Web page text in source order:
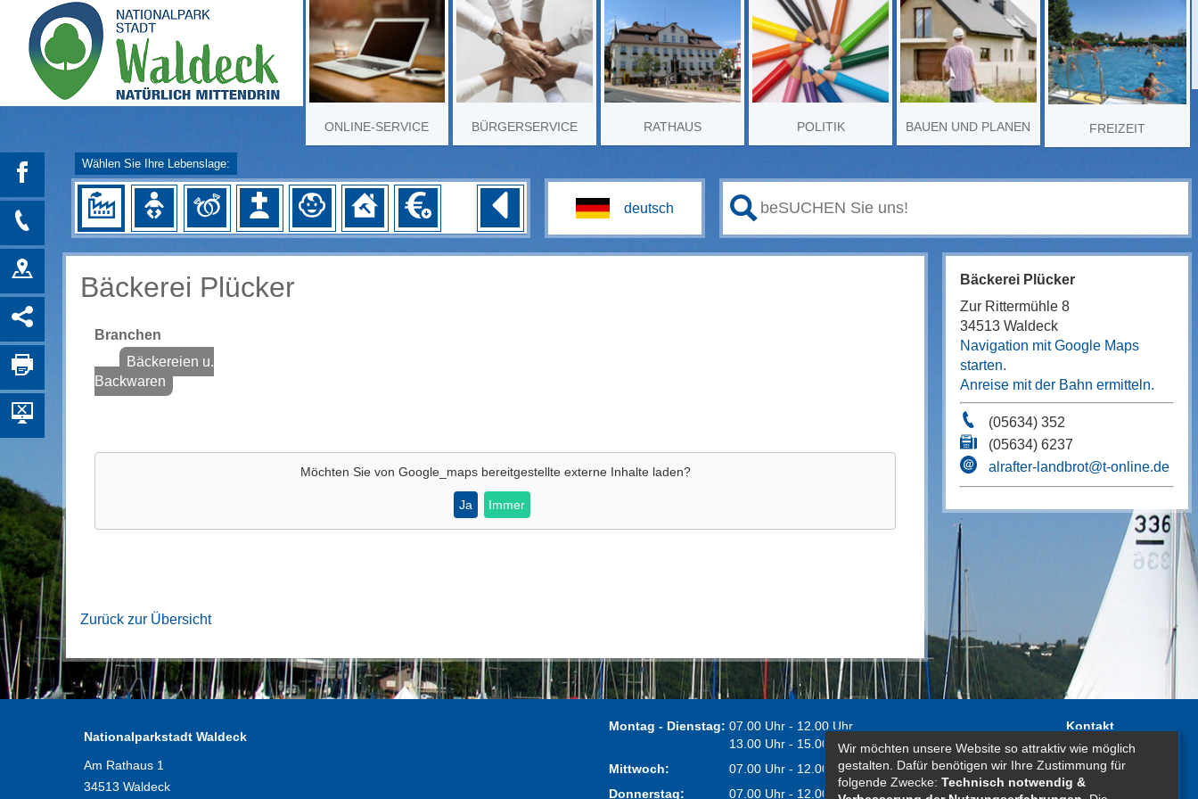
ONLINE-SERVICE BÜRGERSERVICE RATHAUS POLITIK BAUEN UND PLANEN FREIZEIT
Wählen Sie Ihre Lebenslage:
Bäckerei Plücker
Branchen
Bäckereien u.
Backwaren
Möchten Sie von Google_mapsbereitgestellte externe Inhalte laden?
Ja Immer
Zurück zur Übersicht
Bäckerei Plücker
Zur Rittermühle 8
34513 Waldeck
Navigation mit Google Maps
starten.
Anreise mit der Bahn ermitteln.
(05634) 352
(05634) 6237
alrafter-landbrot@t-online.de
Nationalparkstadt Waldeck
Am Rathaus 1
34513 Waldeck
Montag - Dienstag: 07.00 Uhr - 12.00 Uhr
13.00 Uhr - 15.00 Uhr
Mittwoch:
07.00 Uhr - 12.00 Uhr
Donnerstag:
07.00 Uhr - 12.00 Uhr
Kontakt
Impressum
Erklärung zur
Barrierefreiheit
Wir möchten unsere Website so attraktiv wie möglich
gestalten. Dafür benötigen wir Ihre Zustimmung für
folgende Zwecke: Technisch notwendig &